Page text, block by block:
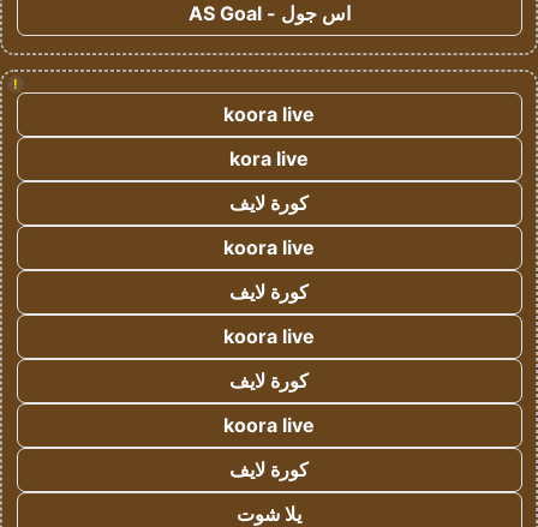
اس جول - AS Goal
!
koora live
kora live
كورة لايف
koora live
كورة لايف
koora live
كورة لايف
koora live
كورة لايف
يلا شوت